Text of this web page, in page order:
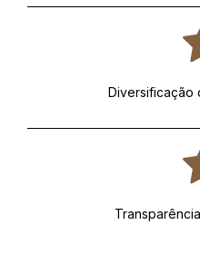
Diversificação